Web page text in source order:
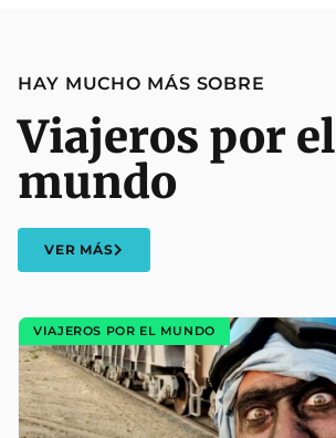
HAY MUCHO MÁS SOBRE
Viajeros por el
mundo
VER MÁS
VIAJEROS POR EL MUNDO